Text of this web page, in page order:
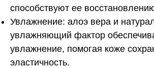
способствуют ее
Увлажнение: алоэ вера и
увлажняющий фактор
увлажнение, помогая коже
эластичность.